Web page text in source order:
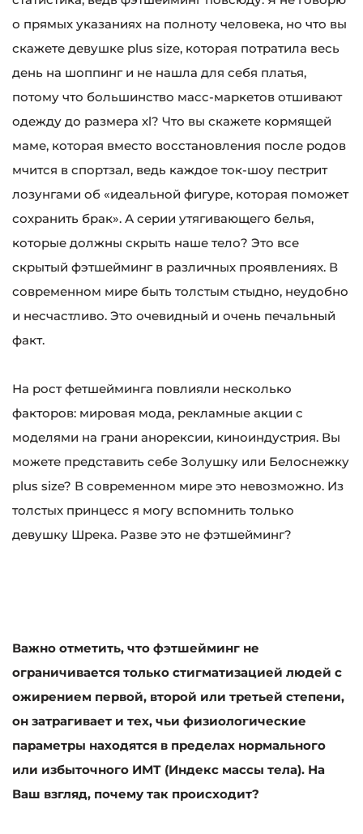
о прямых указаниях на полноту человека, но что вы
скажете девушке plus size, которая потратила весь
день на шоппинг и не нашла для себя платья,
потому что большинство масс-маркетов отшивают
одежду до размера xl? Что вы скажете кормящей
маме, которая вместо восстановления после родов
мчится в спортзал, ведь каждое ток-шоу пестрит
лозунгами об «идеальной фигуре, которая поможет
сохранить брак». А серии утягивающего белья,
которые должны скрыть наше тело? Это все
скрытый фэтшейминг в различных проявлениях. В
современном мире быть толстым стыдно, неудобно
и несчастливо. Это очевидный и очень печальный
факт.
На рост фетшейминга повлияли несколько
факторов: мировая мода, рекламные акции с
моделями на грани анорексии, киноиндустрия. Вы
можете представить себе Золушку или Белоснежку
plus size? В современном мире это невозможно. Из
толстых принцесс я могу вспомнить только
девушку Шрека. Разве это не фэтшейминг?
Важно отметить, что фэтшейминг не
ограничивается только стигматизацией людей с
ожирением первой, второй или третьей степени,
он затрагивает и тех, чьи физиологические
параметры находятся в пределах нормального
или избыточного ИМТ (Индекс массы тела). На
Ваш взгляд, почему так происходит?